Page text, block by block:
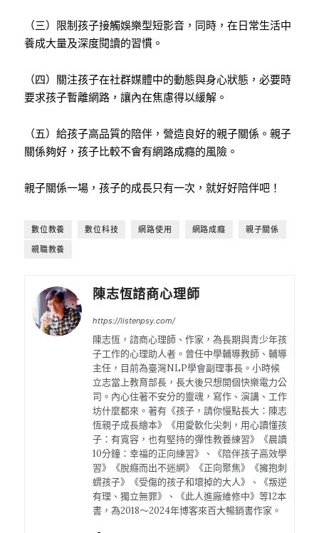
（三）限制孩子接觸娛樂型短影音，同時，在日常生活中
養成大量及深度閱讀的習慣。
（四）關注孩子在社群媒體中的動態與身心狀態，必要時
要求孩子暫離網路，讓內在焦慮得以緩解。
（五）給孩子高品質的陪伴，營造良好的親子關係。親子
關係夠好，孩子比較不會有網路成癮的風險。
親子關係一場，孩子的成長只有一次，就好好陪伴吧！
數位教養 數位科技 網路使用 網路成癮
親子關係
親職教養
陳志恆諮商心理師
https://listenpsy.com/
陳志恆，諮商心理師、作家，為長期與青少年孩
子工作的心理助人者。曾任中學輔導教師、輔導
主任，目前為臺灣NLP學會副理事長。小時候
立志當上教育部長，長大後只想開個快樂電力公
司。內心住著不安分的靈魂，寫作、演講、工作
坊什麼都來。著有《孩子，請你慢點長大：陳志
恆親子成長繪本》《用愛軟化尖刺，用心讀懂孩
子：有寬容，也有堅持的彈性教養練習》《晨讀
10分鐘：幸福的正向練習》、《陪伴孩子高效學
習》《脫癮而出不迷網》《正向聚焦》《擁抱刺
蝟孩子》《受傷的孩子和壞掉的大人》、《叛逆
有理、獨立無罪》、《此人進廠維修中》等12本
書，為2018～2024年博客來百大暢銷書作家。